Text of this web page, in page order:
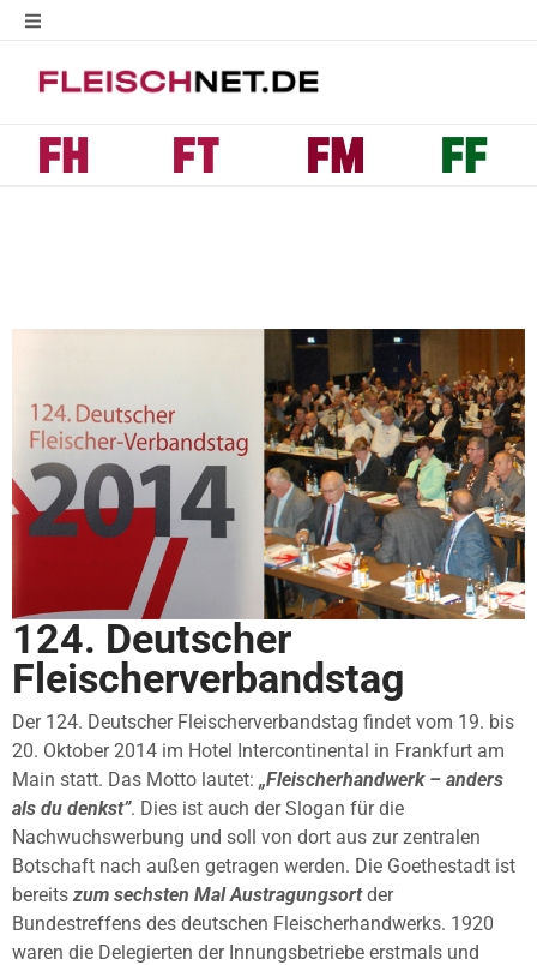
124. Deutscher
Fleischerverbandstag
Der 124. Deutscher Fleischerverbandstag findet vom 19. bis
20. Oktober 2014 im Hotel Intercontinental in Frankfurt am
Main statt. Das Motto lautet: „Fleischerhandwerk – anders
als du denkst”. Dies ist auch der Slogan für die
Nachwuchswerbung und soll von dort aus zur zentralen
Botschaft nach außen getragen werden. Die Goethestadt ist
bereitszum sechsten Mal Austragungsortder
Bundestreffens des deutschen Fleischerhandwerks. 1920
waren die Delegierten der Innungsbetriebe erstmals und